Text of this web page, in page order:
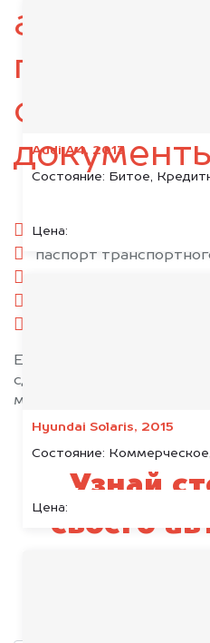
Audi A4, 2013
Состояние: Битое,
Цена:
Hyundai Solaris, 2015
Состояние:
Цена:
следующие
паспорт гражданина
паспорт
Если у вас нет всех
сделают всё возможное,
максимально быстро!
Узнай
своего